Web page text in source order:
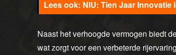
NIU: Tien Jaar Innovatie
Naast het verhoogde vermogen biedt
wat zorgt voor een verbeterde